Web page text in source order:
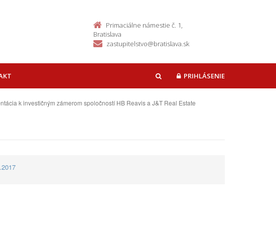
Primaciálne námestie č. 1,
Bratislava
zastupitelstvo@bratislava.sk
HĽADAŤPRIHLÁSENIE
k investičným zámerom spoločností HB Reavis a J&T Real Estate